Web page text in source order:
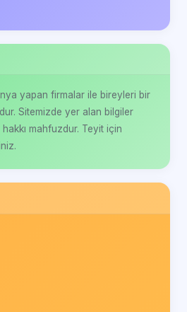
yapan firmalar ile bireyleri bir
Sitemizde yer alan bilgiler
hakkı mahfuzdur. Teyit için